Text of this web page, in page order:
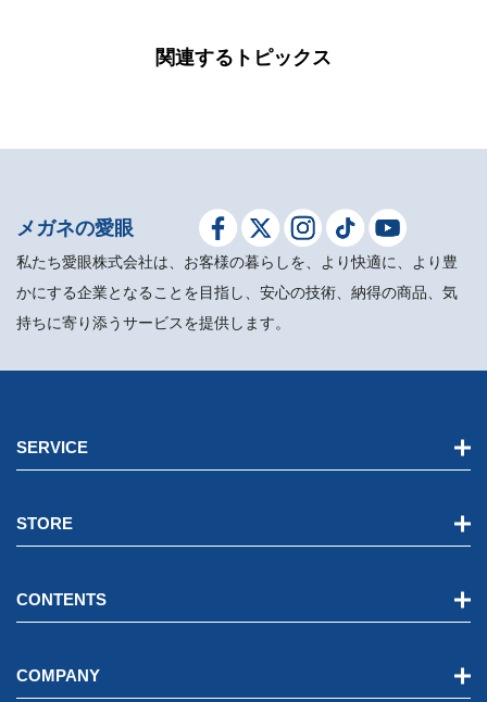
関連するトピックス
メガネの愛眼
私たち愛眼株式会社は、お客様の暮らしを、より快適に、より豊
かにする企業となることを目指し、安心の技術、納得の商品、気
持ちに寄り添うサービスを提供します。
SERVICE
STORE
CONTENTS
COMPANY